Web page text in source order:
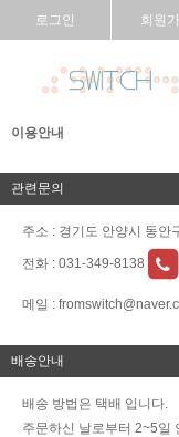
로그인 회원
이용안내
관련문의
주소 : 경기도 안양시 동안
전화 : 031-349-8138
메일 :
배송안내
배송 방법은 택배 입니다.
주문하신 날로부터 2~5일